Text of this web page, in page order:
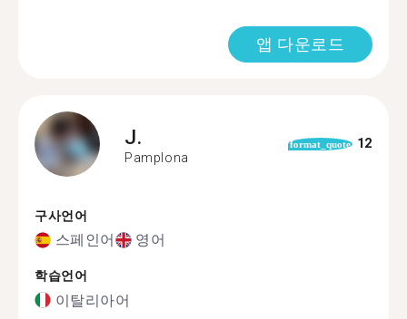
앱 다운로드
J.
Pamplona
format_quote 12
구사언어
스페인어 영어
학습언어
이탈리아어